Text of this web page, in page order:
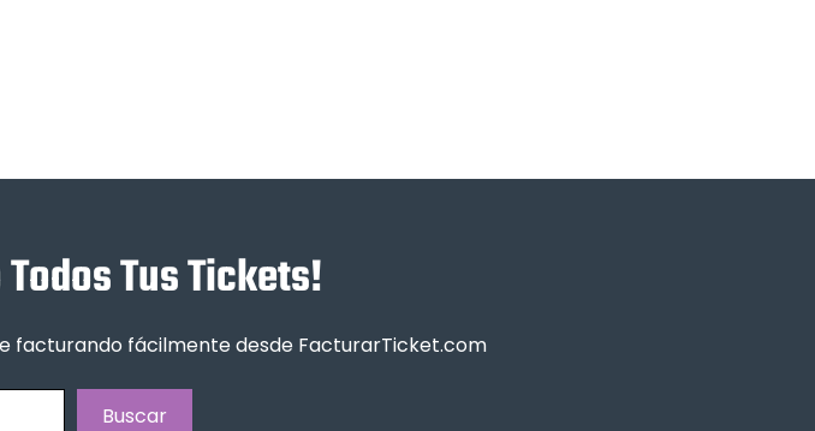
Tus Tickets!
facturando fácilmente desde FacturarTicket.com
Buscar